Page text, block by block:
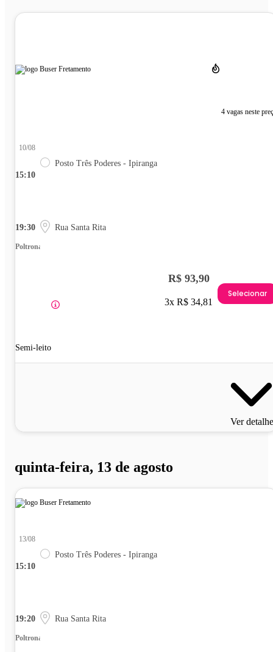
4 vagas neste
15:10
10/08
Posto Três Poderes - Ipiranga
19:30 Rua Santa Rita
Poltrona
Semi-leito
R$ 93,90
3x R$ 34,81
Selecionar
Ver
quinta-feira, 13 de agosto
15:10
13/08
Posto Três Poderes - Ipiranga
19:20 Rua Santa Rita
Poltrona